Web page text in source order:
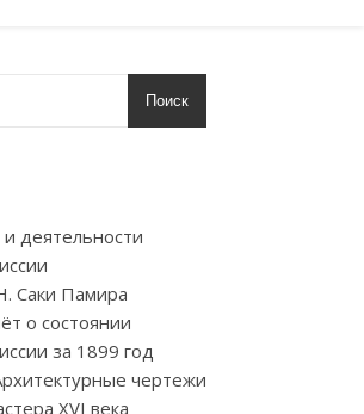
Поиск
деятельности
Саки Памира
о состоянии
за 1899 год
чертежи
XVI века